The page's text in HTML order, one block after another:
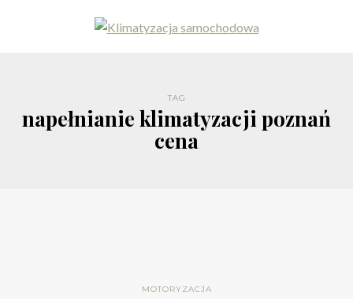
TAG
napełnianie klimatyzacji poznań
cena
MOTORYZACJA